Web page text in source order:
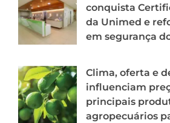
conquista
da Unimed e
em segurança
Clima, oferta e
influenciam
principais
agropecuários